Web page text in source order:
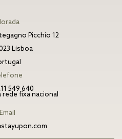
Picchio 12
Lisboa
549 640
rede fixa nacional
Email